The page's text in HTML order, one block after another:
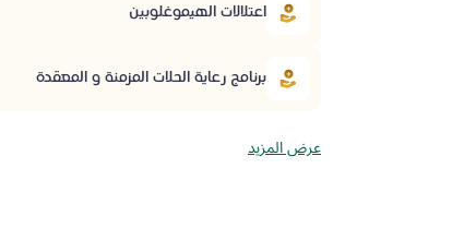
اعتلالات الهيموغلوبين
برنامج رعاية الحلات المزمنة و المعقدة
عرض المزيد